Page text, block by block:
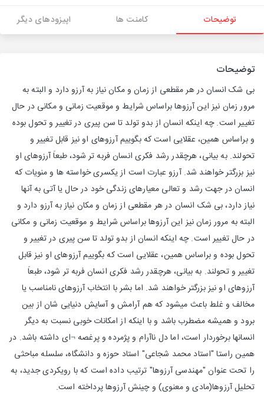
توضیحات کامنت ها اپیزودهای دیگر
توضیحات
بی شک انسان در هر مقطعی از زمان و مکان نیاز به آرزو دارد و البته به
مرور زمان نیز این آرزوها براساس شرایط و موقعیت زمانی و مکانی در حال
تغییر است. چه اینکه انسان از بدو تولد تا سن پیری در تغییر و تحول بوده
و براساس همین، عقلایی است که بگوییم آرزوهای او نیز قابل تغییر و
تحولند. به بیانی، هرچقدر رشد فکری انسان فربه تر شود، طبعاَ آرزوهای او
نیز بزرگتر خواهند شد. آرزو عبارت است از یکسری خواسته ها و منویات که
انسان در جهت رشد و تعالی معیارهای زندگی خود در حال یا آتی به آنها
نیاز دارد، بی شک انسان در هر مقطعی از زمان و مکان نیاز به آرزو دارد و
البته به مرور زمان نیز این آرزوها براساس شرایط و موقعیت زمانی و مکانی
در حال تغییر است. چه اینکه انسان از بدو تولد تا سن پیری در تغییر و
تحول بوده و براساس همین، عقلایی است که بگوییم آرزوهای او نیز قابل
تغییر و تحولند. به بیانی، هرچقدر رشد فکری انسان فربه تر شود، طبعاَ
آرزوهای او نیز بزرگتر خواهند شد. اما بشر با انتخاب آرزوهای نامناسب یا
مخالف و غلط باعث میشود که هم آرامش و آسایش دنیایی شان از بین
برود و همیشه مضطرب باشد و با اینکه از امکانات خوبی نسبت به دیگر
انسانها برخوردار است، اما دل ناآرام و پژمرده و پرغصه ¬ای داشته باشد. در
همین راستا "استاد محمد شجاعی" استاد حوزه و دانشگاه، سلسله مباحثی
را تحت عنوان "مهندسی آرزوها" ترتیب داده است که با رویکردی جدید، به
تحلیل آرزوها(مادی و معنوی) و چینش آرزوها پرداخته است.